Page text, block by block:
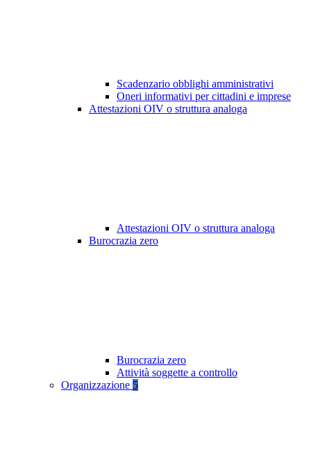
Scadenzario obblighi amministrativi
Oneri informativi per cittadini e imprese
Attestazioni OIV o struttura analoga
Attestazioni OIV o struttura analoga
Burocrazia zero
Burocrazia zero
Attività soggette a controllo
Organizzazione 5